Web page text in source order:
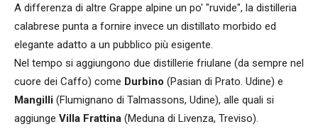
A differenza di altre Grappe alpine un po' "ruvide", la distilleria
calabrese punta a fornire invece un distillato morbido ed
elegante adatto a un pubblico più esigente.
Nel tempo si aggiungono due distillerie friulane (da sempre nel
cuore dei Caffo) come Durbino (Pasian di Prato. Udine) e
Mangilli (Flumignano di Talmassons, Udine), alle quali si
aggiunge Villa Frattina (Meduna di Livenza, Treviso).